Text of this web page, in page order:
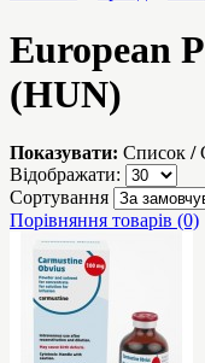
European
(HUN)
Показувати: Список /
Відображати:
Сортування
Порівняння товарів (0)